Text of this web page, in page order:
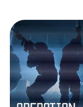
Sie niemandem!
Anders als in einem
sind Sie also nicht in
sich in einem
müssen. Diese
Dieppe zu Ihrem
Voraussetzung für
Smartphone mit